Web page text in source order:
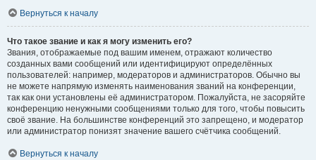
Вернуться к началу
Что такое звание и как я могу изменить его?
Звания, отображаемые под вашим именем, отражают количество
созданных вами сообщений или идентифицируют определённых
пользователей: например, модераторов и администраторов. Обычно вы
не можете напрямую изменять наименования званий на конференции,
так как они установлены её администратором. Пожалуйста, не засоряйте
конференцию ненужными сообщениями только для того, чтобы повысить
своё звание. На большинстве конференций это запрещено, и модератор
или администратор понизят значение вашего счётчика сообщений.
Вернуться к началу